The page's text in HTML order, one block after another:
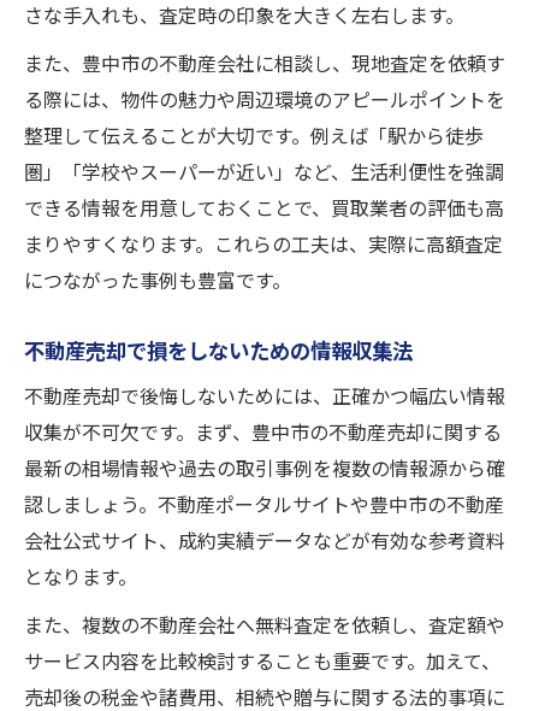
さな手入れも、査定時の印象を大きく左右します。
また、豊中市の不動産会社に相談し、現地査定を依頼す
る際には、物件の魅力や周辺環境のアピールポイントを
整理して伝えることが大切です。例えば「駅から徒歩
圏」「学校やスーパーが近い」など、生活利便性を強調
できる情報を用意しておくことで、買取業者の評価も高
まりやすくなります。これらの工夫は、実際に高額査定
につながった事例も豊富です。
不動産売却で損をしないための情報収集法
不動産売却で後悔しないためには、正確かつ幅広い情報
収集が不可欠です。まず、豊中市の不動産売却に関する
最新の相場情報や過去の取引事例を複数の情報源から確
認しましょう。不動産ポータルサイトや豊中市の不動産
会社公式サイト、成約実績データなどが有効な参考資料
となります。
また、複数の不動産会社へ無料査定を依頼し、査定額や
サービス内容を比較検討することも重要です。加えて、
売却後の税金や諸費用、相続や贈与に関する法的事項に